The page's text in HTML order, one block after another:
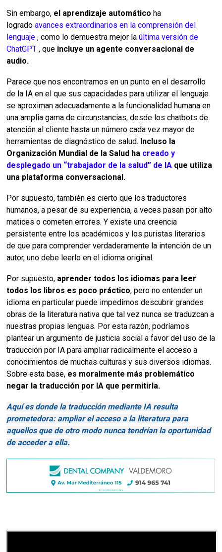
Sin embargo, el aprendizaje automáticoha
logradoavances extraordinarios en la comprensión del
lenguaje , como lo demuestra mejor laúltima versión de
ChatGPT , que incluye un agente conversacional de
audio.
Parece que nos encontramos en un punto en el desarrollo
de la IA en el que sus capacidades para utilizar el lenguaje
se aproximan adecuadamente a la funcionalidad humana en
una amplia gama de circunstancias, desde los chatbots de
atención al cliente hasta un número cada vez mayor de
herramientas de diagnóstico de salud. Incluso la
Organización Mundial de la Salud ha creado y
desplegado un “trabajador de la salud” de IA que utiliza
una plataforma conversacional.
Por supuesto, también es cierto que los traductores
humanos, a pesar de su experiencia, a veces pasan por alto
matices o cometen errores. Y existe una creencia
persistente entre los académicos y los puristas literarios
de que para comprender verdaderamente la intención de un
autor, uno debe leerlo en el idioma original.
Por supuesto, aprender todos los idiomas para leer
todos los libros es poco práctico, pero no entender un
idioma en particular puede impedirnos descubrir grandes
obras de la literatura nativa que tal vez nunca se traduzcan a
nuestras propias lenguas. Por esta razón, podríamos
plantear un argumento de justicia social a favor del uso de la
traducción por IA para ampliar radicalmente el acceso a
conocimientos de muchas culturas y sus diversos idiomas.
Sobre esta base, es moralmente más problemático
negar la traducción por IA que permitirla.
Aquí es donde la traducción mediante IA resulta
prometedora: ampliar el acceso a la literatura para
aquellos que de otro modo nunca tendrían la oportunidad
de acceder a ella.